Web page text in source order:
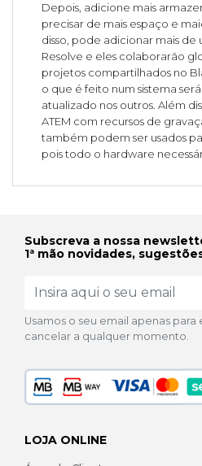
Depois, adicione mais
precisar de mais espaço e
disso, pode adicionar mais de
Resolve e eles colaborarão
projetos compartilhados no
o que é feito num sistema
atualizado nos outros. Além
ATEM com recursos de
também podem ser usados
pois todo o hardware
Subscreva a nossa
1ª mão novidades,
Usamos o seu email apenas
cancelar a qualquer momento.
LOJA ONLINE